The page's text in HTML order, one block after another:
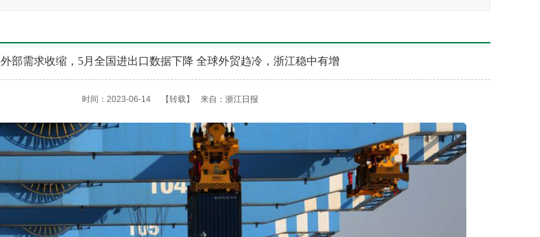
外部需求收缩，5月全国进出口数据下降 全球外贸趋冷，浙江稳中有增
时间：2023-06-14 【转载】 来自： 浙江日报